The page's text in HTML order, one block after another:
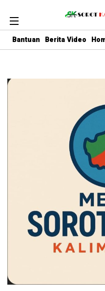
Bantuan Berita Video